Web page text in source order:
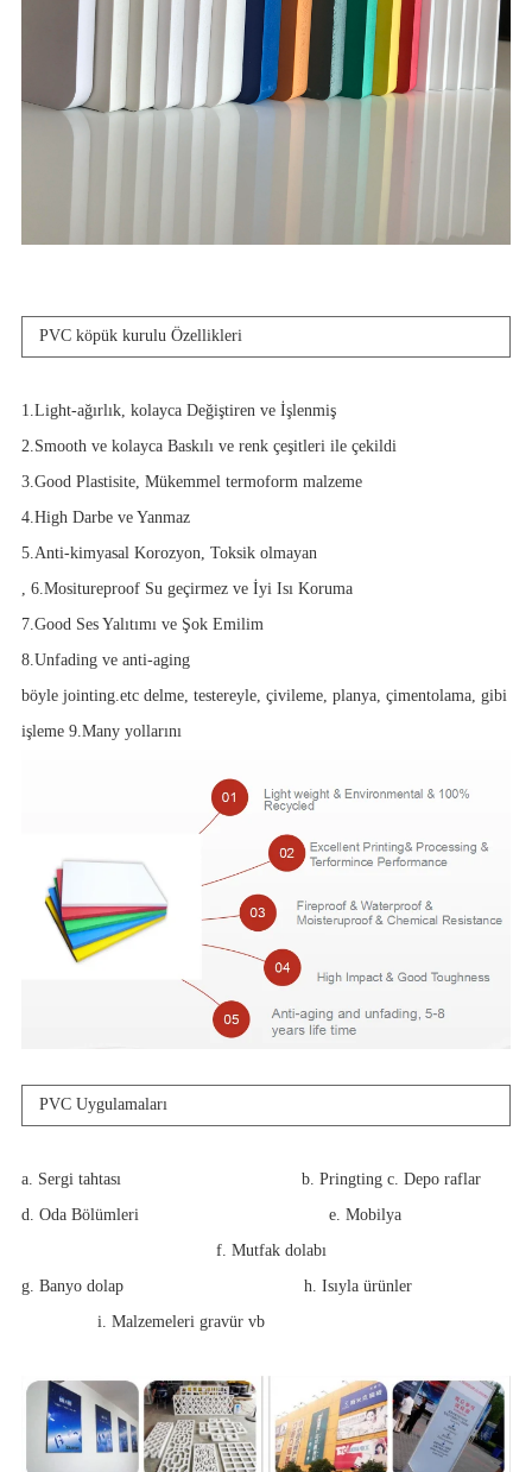
PVC köpük kurulu Özellikleri
1.Light-ağırlık, kolayca Değiştiren ve İşlenmiş
2.Smooth ve kolayca Baskılı ve renk çeşitleri ile çekildi
3.Good Plastisite, Mükemmel termoform malzeme
4.High Darbe ve Yanmaz
5.Anti-kimyasal Korozyon, Toksik olmayan
, 6.Mositureproof Su geçirmez ve İyi Isı Koruma
7.Good Ses Yalıtımı ve Şok Emilim
8.Unfading ve anti-aging
böyle jointing.etc delme, testereyle, çivileme, planya, çimentolama, gibi
işleme 9.Many yollarını
PVC Uygulamaları
a. Sergi tahtası b. Pringting c. Depo raflar
d. Oda Bölümlerie. Mobilya
f. Mutfak dolabı
g. Banyo dolaph. Isıyla ürünler
i. Malzemeleri gravür vb